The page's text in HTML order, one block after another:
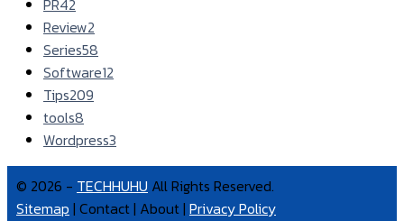
PR42
Review2
Series58
Software12
Tips209
tools8
Wordpress3
© 2026 - TECHHUHU All Rights Reserved.
Sitemap | Contact | About | Privacy Policy